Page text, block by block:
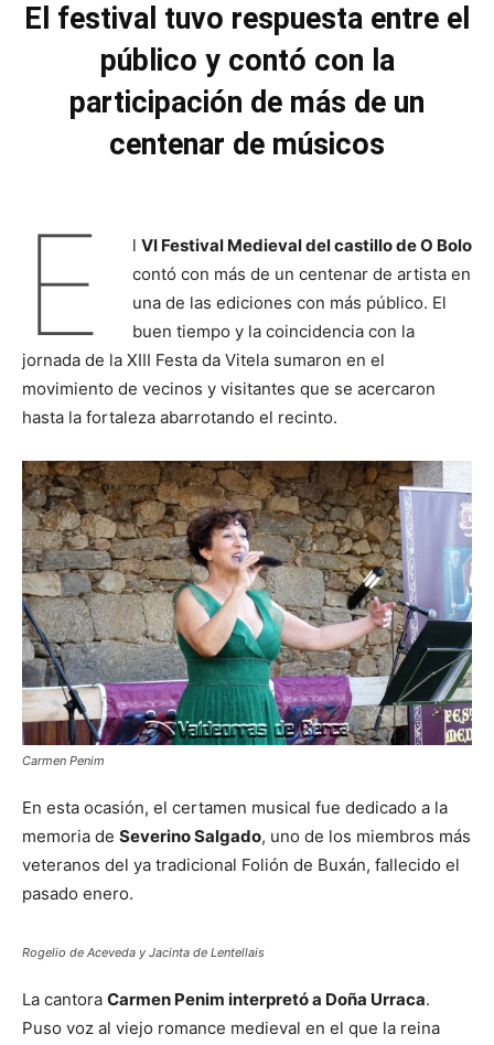
El festival tuvo respuesta entre el
público y contó con la
participación de más de un
centenar de músicos
E l VI Festival Medieval del castillo de O Bolo
contó con más de un centenar de artista en
una de las ediciones con más público. El
buen tiempo y la coincidencia con la
jornada de la XIII Festa da Vitela sumaron en el
movimiento de vecinos y visitantes que se acercaron
hasta la fortaleza abarrotando el recinto.
Carmen Penim
En esta ocasión, el certamen musical fue dedicado a la
memoria de Severino Salgado, uno de los miembros más
veteranos del ya tradicional Folión de Buxán, fallecido el
pasado enero.
Rogelio de Aceveda y Jacinta de Lentellais
La cantora Carmen Penim interpretó a Doña Urraca.
Puso voz al viejo romance medieval en el que la reina